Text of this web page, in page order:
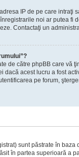
IP de pe care intraţi
noi ar putea fi
Contactaţi un
de către phpBB care vă
dacă acest lucru a fost
pe forum,
sunt păstrate în baza
în partea superioară a